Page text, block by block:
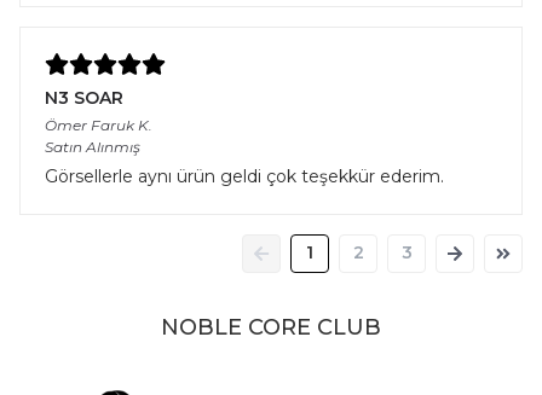
N3 SOAR
Ömer Faruk K.
Satın Alınmış
Görsellerle aynı ürün geldi çok teşekkür ederim.
1 2 3
NOBLE CORE CLUB